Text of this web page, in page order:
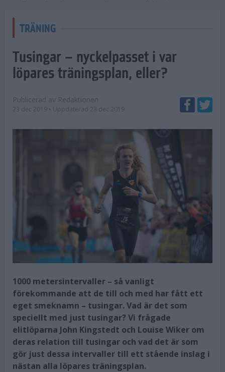
TRÄNING
Tusingar – nyckelpasset i var
löpares träningsplan, eller?
Publicerad av Redaktionen
23 dec 2019 • Uppdaterad 23 dec 2019
1000 metersintervaller – så vanligt
förekommande att de till och med har fått ett
eget smeknamn – tusingar. Vad är det som
speciellt med just tusingar? Vi frågade
elitlöparna John Kingstedt och Louise Wiker om
deras relation till tusingar och vad det är som
gör just dessa intervaller till ett stående inslag i
nästan alla löpares träningsplan.